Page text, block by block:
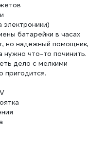
батарейки в часах
но надежный помощник,
нужно что-то починить.
дело с мелкими
пригодится.